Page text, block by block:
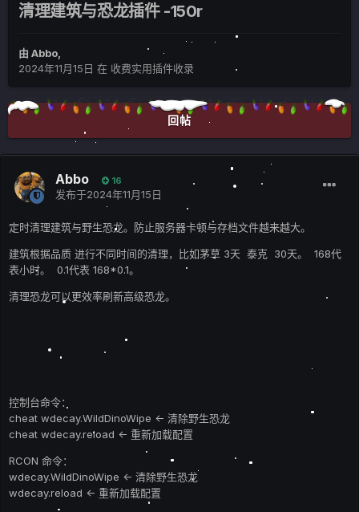
清理建筑与恐龙插件 -150r
由 Abbo,
2024年11月15日 在 收费实用插件收录
回帖
Abbo 16
发布于2024年11月15日
定时清理建筑与野生恐龙。防止服务器卡顿与存档文件越来越大。
建筑根据品质 进行不同时间的清理，比如茅草 3天 泰克 30天。 168代
表小时。 0.1代表 168*0.1。
清理恐龙可以更效率刷新高级恐龙。
控制台命令：
cheat wdecay.WildDinoWipe <- 清除野生恐龙
cheat wdecay.reload <- 重新加载配置
RCON 命令：
wdecay.WildDinoWipe <- 清除野生恐龙
wdecay.reload <- 重新加载配置